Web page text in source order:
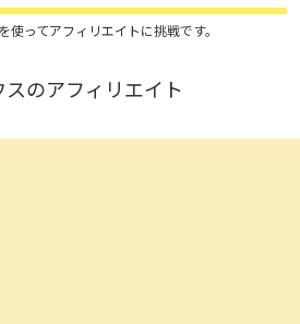
使ってアフィリエイトに挑戦です。
スのアフィリエイト